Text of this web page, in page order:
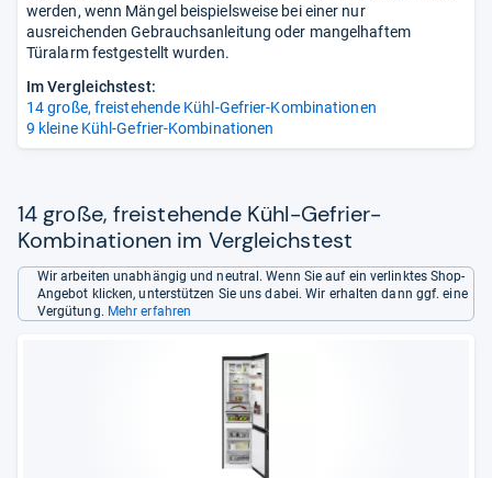
werden, wenn Mängel beispielsweise bei einer nur
ausreichenden Gebrauchsanleitung oder mangelhaftem
Türalarm festgestellt wurden.
Im Vergleichstest:
14 große, freistehende Kühl-Gefrier-Kombinationen
9 kleine Kühl-Gefrier-Kombinationen
14 große, freistehende Kühl-Gefrier-
Kombinationen im Vergleichstest
Wir arbeiten unabhängig und neutral. Wenn Sie auf ein verlinktes Shop-
Angebot klicken, unterstützen Sie uns dabei. Wir erhalten dann ggf. eine
Vergütung. Mehr erfahren